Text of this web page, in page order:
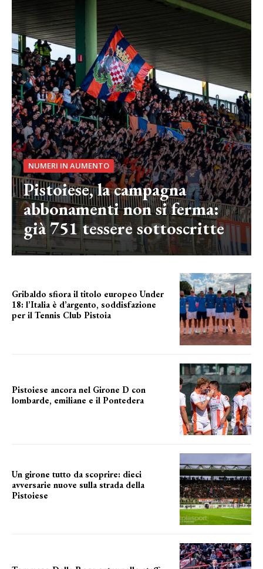
NUMERI IN AUMENTO
Pistoiese, la campagna
abbonamenti non si ferma:
già 751 tessere sottoscritte
Gribaldo sfiora il titolo europeo Under
18: l’Italia è d’argento, soddisfazione
per il Tennis Club Pistoia
Pistoiese ancora nel Girone D con
lombarde, emiliane e il Pontedera
Un girone tutto da scoprire: dieci
avversarie nuove sulla strada della
Pistoiese